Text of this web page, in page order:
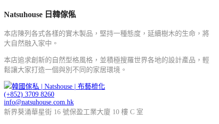
Natsuhouse 日韓傢俬
本店陳列各式各樣的實木製品，堅持一種態度，延續樹木的生命，將
大自然融入家中。
本店追求創新的自然型格風格，並積極搜羅世界各地的設計產品，輕
鬆讓大家打造一個與別不同的家居環境。
(+852) 3709 8260
info@natsuhouse.com.hk
新界葵涌華星街 16 號保盈工業大廈 10 樓 C 室